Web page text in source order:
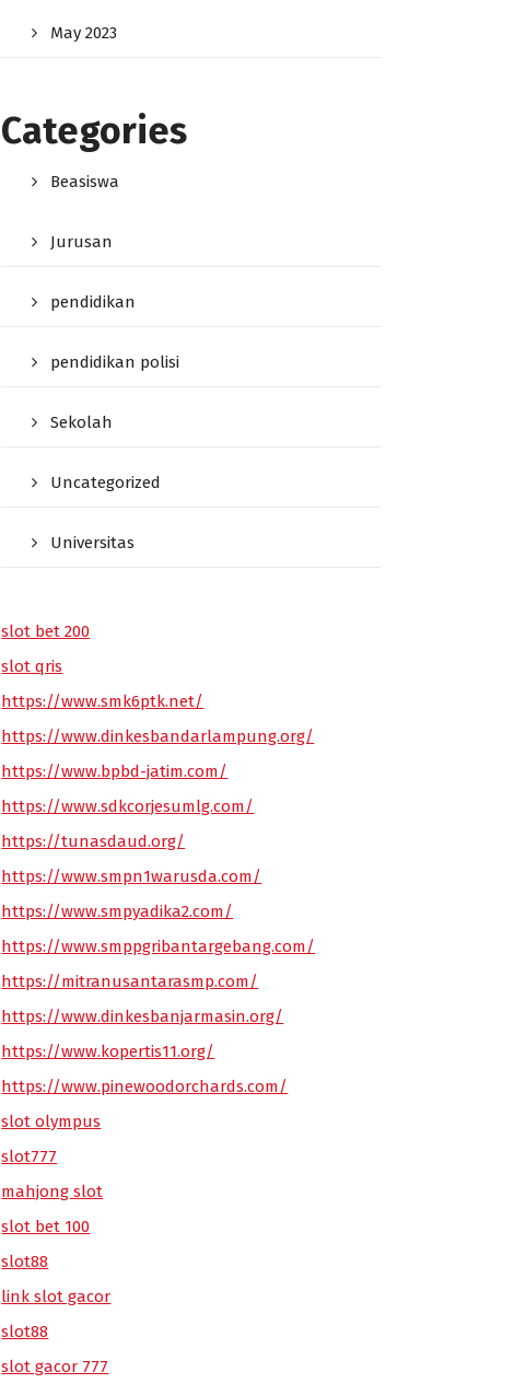
May 2023
Categories
Beasiswa
Jurusan
pendidikan
pendidikan polisi
Sekolah
Uncategorized
Universitas
slot bet 200
slot qris
https://www.smk6ptk.net/
https://www.dinkesbandarlampung.org/
https://www.bpbd-jatim.com/
https://www.sdkcorjesumlg.com/
https://tunasdaud.org/
https://www.smpn1warusda.com/
https://www.smpyadika2.com/
https://www.smppgribantargebang.com/
https://mitranusantarasmp.com/
https://www.dinkesbanjarmasin.org/
https://www.kopertis11.org/
https://www.pinewoodorchards.com/
slot olympus
slot777
mahjong slot
slot bet 100
slot88
link slot gacor
slot88
slot gacor 777